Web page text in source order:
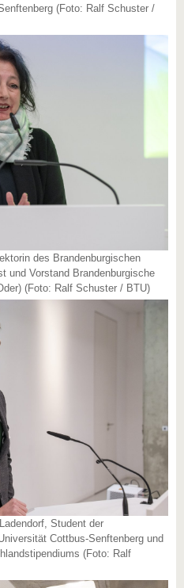
(Foto: Ralf Schuster /
des Brandenburgischen
und Vorstand Brandenburgische
(Foto: Ralf Schuster / BTU)
Student der
Cottbus-Senftenberg und
(Foto: Ralf